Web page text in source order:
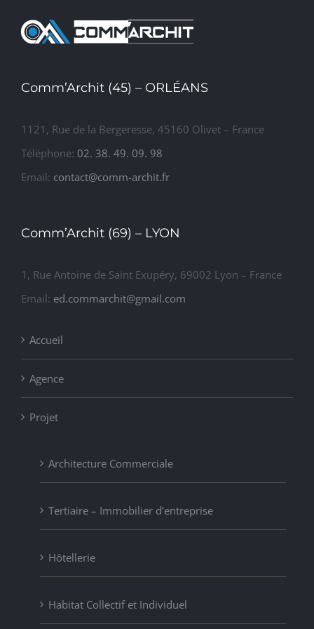
Conception d’un hôpital
Comm’Archit (45) – ORLÉANS
1121, Rue de la Bergeresse, 45160 Olivet – France
Téléphone: 02. 38. 49. 09. 98
Email: contact@comm-archit.fr
Comm’Archit (69) – LYON
1, Rue Antoine de Saint Exupéry, 69002 Lyon – France
Email: ed.commarchit@gmail.com
Accueil
Agence
Projet
Architecture Commerciale
Tertiaire – Immobilier d’entreprise
Hôtellerie
Habitat Collectif et Individuel